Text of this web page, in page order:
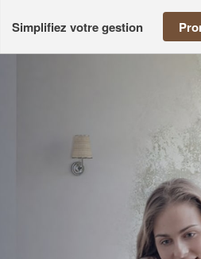
Simplifiez votre gestion